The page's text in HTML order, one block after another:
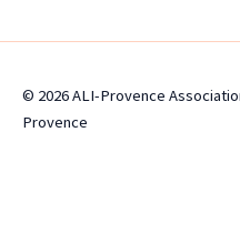
© 2026 ALI-Provence
Provence